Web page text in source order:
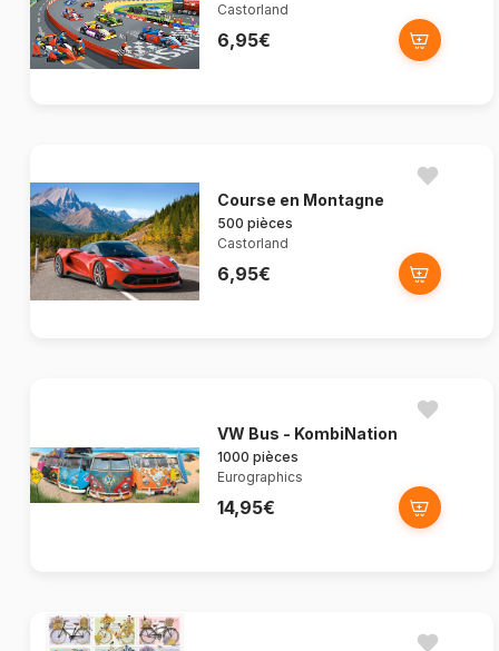
Castorland
6,95€
Course en Montagne
500 pièces
Castorland
6,95€
VW Bus - KombiNation
1000 pièces
Eurographics
14,95€